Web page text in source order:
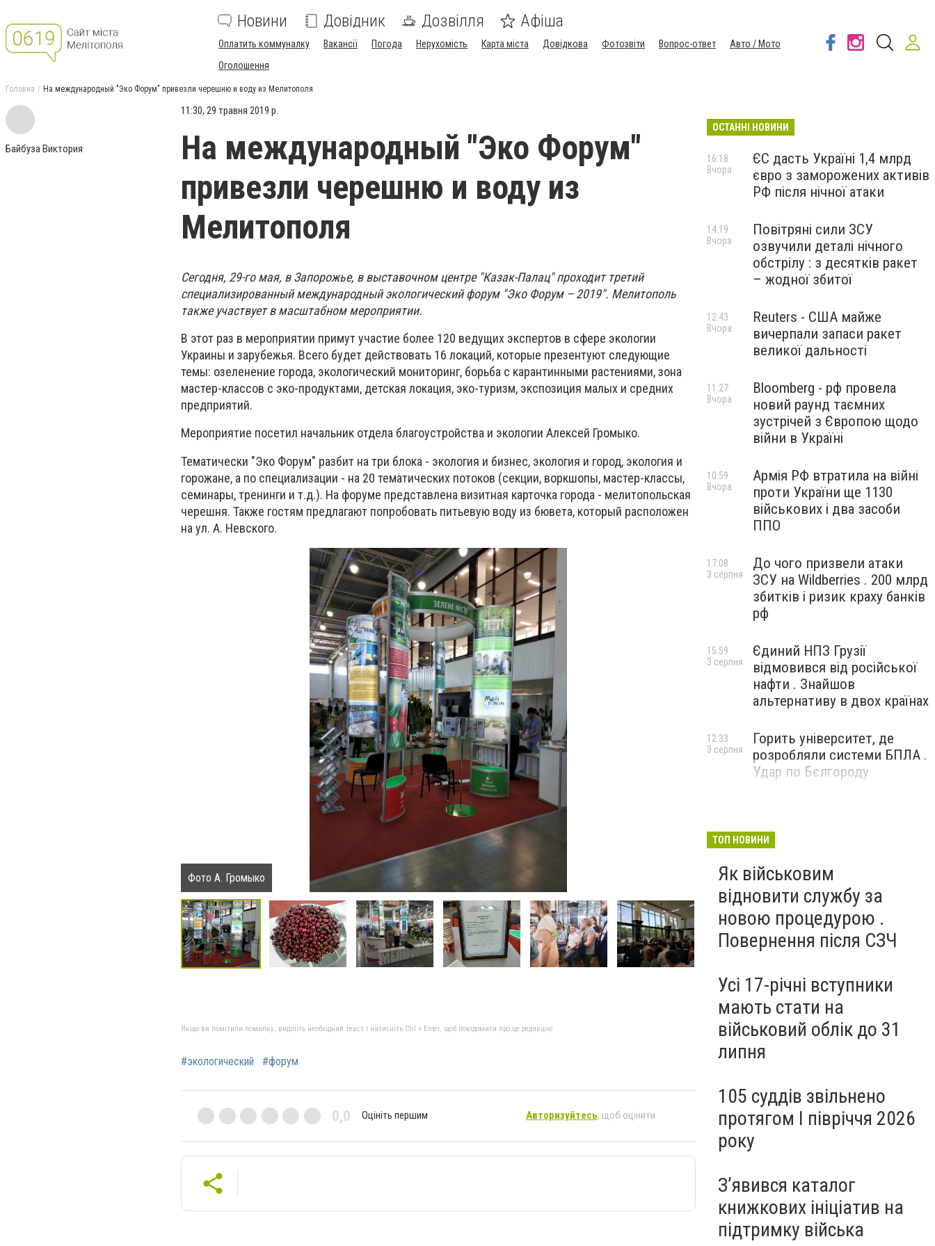
Новини Довідник Дозвілля Афіша
Оплатить коммуналку Вакансії Погода Нерухомість Карта міста Довідкова Фотозвіти Вопрос-ответ
Авто / Мото
Оголошення
Головна На международный "Эко Форум" привезли черешню и воду из Мелитополя
Байбуза Виктория
11:30, 29 травня 2019 р.
На международный "Эко Форум"
привезли черешню и воду из
Мелитополя
Сегодня, 29-го мая, в Запорожье, в выставочном центре "Казак-Палац" проходит третий
специализированный международный экологический форум "Эко Форум – 2019". Мелитополь
также участвует в масштабном мероприятии.
В этот раз в мероприятии примут участие более 120 ведущих экспертов в сфере экологии
Украины и зарубежья. Всего будет действовать 16 локаций, которые презентуют следующие
темы: озеленение города, экологический мониторинг, борьба с карантинными растениями, зона
мастер-классов с эко-продуктами, детская локация, эко-туризм, экспозиция малых и средних
предприятий.
Мероприятие посетил начальник отдела благоустройства и экологии Алексей Громыко.
Тематически "Эко Форум" разбит на три блока - экология и бизнес, экология и город, экология и
горожане, а по специализации - на 20 тематических потоков (секции, воркшопы, мастер-классы,
семинары, тренинги и т.д.). На форуме представлена визитная карточка города - мелитопольская
черешня. Также гостям предлагают попробовать питьевую воду из бювета, который расположен
на ул. А. Невского.
Фото А. Громыко Фото А. Громыко
Якщо ви помітили помилку, виділіть необхідний текст і натисніть Ctrl + Enter, щоб повідомити про це редакцію
#экологический #форум
0,0 Оцініть першим Авторизуйтесь, щоб оцінити
ОСТАННІ НОВИНИ
ЄС дасть Україні 1,4 млрд
євро з заморожених активів
РФ після нічної атаки
16:18
Вчора
Повітряні сили ЗСУ
озвучили деталі нічного
обстрілу : з десятків ракет
– жодної збитої
14:19
Вчора
Reuters - США майже
вичерпали запаси ракет
великої дальності
12:43
Вчора
Bloomberg - рф провела
новий раунд таємних
зустрічей з Європою щодо
війни в Україні
11:27
Вчора
Армія РФ втратила на війні
проти України ще 1130
військових і два засоби
ППО
10:59
Вчора
До чого призвели атаки
ЗСУ на Wildberries . 200 млрд
збитків і ризик краху банків
рф
17:08
3 серпня
Єдиний НПЗ Грузії
відмовився від російської
нафти . Знайшов
альтернативу в двох країнах
15:59
3 серпня
Горить університет, де
розробляли системи БПЛА .
Удар по Бєлгороду
12:33
3 серпня
ТОП НОВИНИ
Як військовим
відновити службу за
новою процедурою .
Повернення після СЗЧ
Усі 17-річні вступники
мають стати на
військовий облік до 31
липня
105 суддів звільнено
протягом I півріччя 2026
року
З’явився каталог
книжкових ініціатив на
підтримку війська